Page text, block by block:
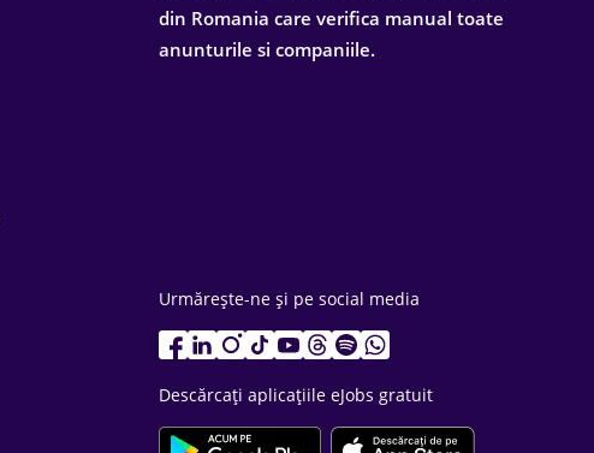
din Romania care verifica manual toate
anunturile si companiile.
Urmărește-ne și pe social media
Descărcați aplicațiile eJobs gratuit